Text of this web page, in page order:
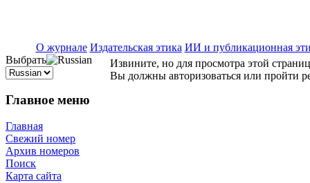
О журнале Издательская этика ИИ и публикационная
Выбрать
Главное меню
Главная
Свежий номер
Архив номеров
Поиск
Карта сайта
Извините, но для просмотра этой
Вы должны авторизоваться или пройти